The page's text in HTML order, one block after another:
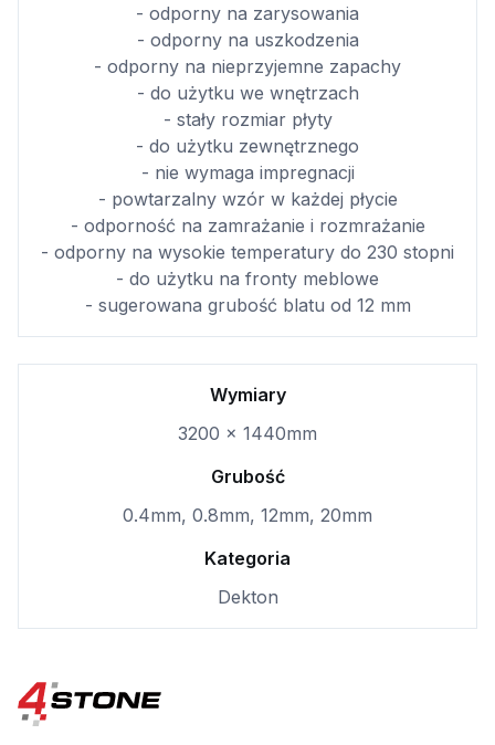
- odporny na zarysowania
- odporny na uszkodzenia
- odporny na nieprzyjemne zapachy
- do użytku we wnętrzach
- stały rozmiar płyty
- do użytku zewnętrznego
- nie wymaga impregnacji
- powtarzalny wzór w każdej płycie
- odporność na zamrażanie i rozmrażanie
- odporny na wysokie temperatury do 230 stopni
- do użytku na fronty meblowe
- sugerowana grubość blatu od 12 mm
Wymiary
3200 x 1440mm
Grubość
0.4mm, 0.8mm, 12mm, 20mm
Kategoria
Dekton